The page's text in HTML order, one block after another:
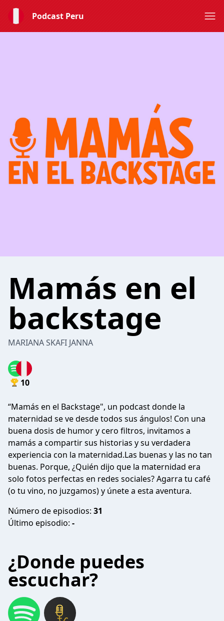
Podcast Peru
Mamás en el
backstage
MARIANA SKAFI JANNA
10
“Mamás en el Backstage", un podcast donde la
maternidad se ve desde todos sus ángulos! Con una
buena dosis de humor y cero filtros, invitamos a
mamás a compartir sus historias y su verdadera
experiencia con la maternidad.Las buenas y las no tan
buenas. Porque, ¿Quién dijo que la maternidad era
solo fotos perfectas en redes sociales? Agarra tu café
(o tu vino, no juzgamos) y únete a esta aventura.
Número de episodios: 31
Último episodio: -
¿Donde puedes
escuchar?